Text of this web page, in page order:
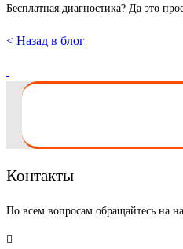
Бесплатная диагностика? Да это
< Назад в блог
Контакты
По всем вопросам обращайтесь на